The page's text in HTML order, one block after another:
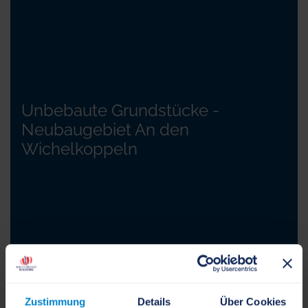
Zustimmung Details Über Cookies
Unbebaute Grundstücke -
Neubaugebiet An den
Wichelkoppeln